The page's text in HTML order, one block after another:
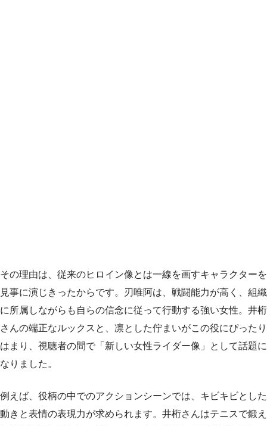
その理由は、従来のヒロイン像とは一線を画すキャラクターを
見事に演じきったからです。刃唯阿は、戦闘能力が高く、組織
に所属しながらも自らの信念に従って行動する強い女性。井桁
さんの端正なルックスと、凛とした佇まいがこの役にぴったり
はまり、視聴者の間で「新しい女性ライダー像」として話題に
なりました。
例えば、役柄の中でのアクションシーンでは、キビキビとした
動きと表情の表現力が求められます。井桁さんはテニスで鍛え